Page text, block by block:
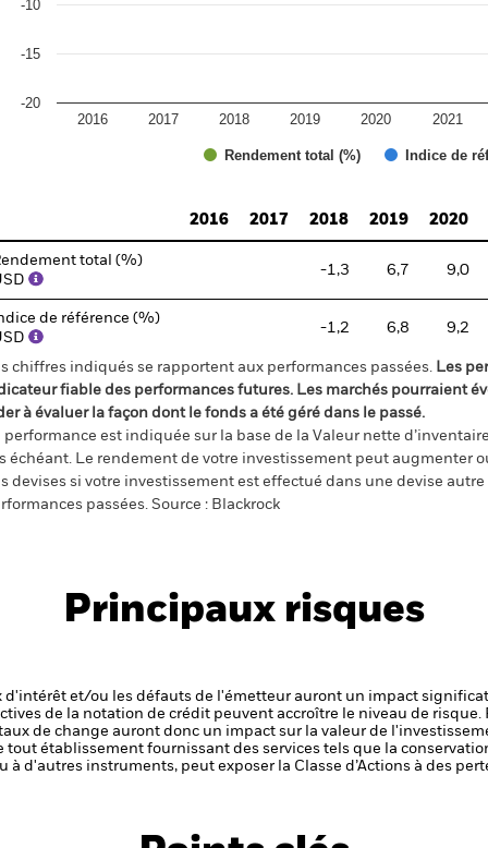
2026
Rendement total (%) Indice de
2016 2017 2018 2019 2020 2021
-20
-15
-10
2016
2017 2018 2019 2020
total (%)
-1,3 6,7 9,0
de référence (%)
-1,2 6,8 9,2
chiffres indiqués se rapportent aux performances passées. Les
fiable des performances futures. Les marchés pourraient
à évaluer la façon dont le fonds a été géré dans le passé.
performance est indiquée sur la base de la Valeur nette
échéant. Le rendement de votre investissement peut augmenter
devises si votre investissement est effectué dans une devise
passées. Source : Blackrock
Principaux risques
d'intérêt et/ou les défauts de l'émetteur auront un impact
de la notation de crédit peuvent accroître le niveau de risque.
de change auront donc un impact sur la valeur de
tout établissement fournissant des services tels que la
d'autres instruments, peut exposer la Classe d’Actions à des